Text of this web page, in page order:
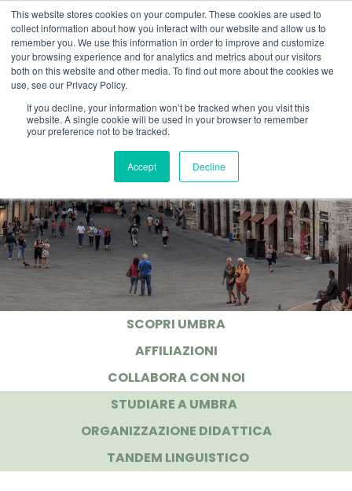
This website stores cookies on your computer. These cookies are used to
collect information about how you interact with our website and allow us to
remember you. We use this information in order to improve and customize
your browsing experience and for analytics and metrics about our visitors
both on this website and other media. To find out more about the cookies we
use, see our Privacy Policy.
If you decline, your information won’t be tracked when you visit this
website. A single cookie will be used in your browser to remember
your preference not to be tracked.
Accept Decline
LOCATION INFO@UMBRA.ORG
SCOPRI UMBRA
(CURRENT)
AFFILIAZIONI
(CURRENT)
COLLABORA CON NOI
(CURRENT)
STUDIARE A UMBRA
ORGANIZZAZIONE DIDATTICA
TANDEM LINGUISTICO